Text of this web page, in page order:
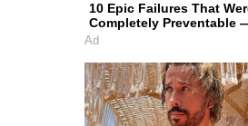
10 Epic Failures That
Completely Preventable
Ad